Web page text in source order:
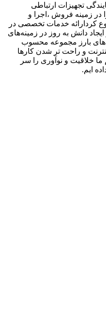
تجهیزات ارتباطی
۱۳۸۵ کار خود را در زمینه فروش ،اجرا و
کردارائه خدمات تخصصی در
دانش به‌ روز در زمینه‌های
بارز مجموعه محسوب
و راحت تر شدن کارها
خلاقیت و نوآوری را سر
ایم.